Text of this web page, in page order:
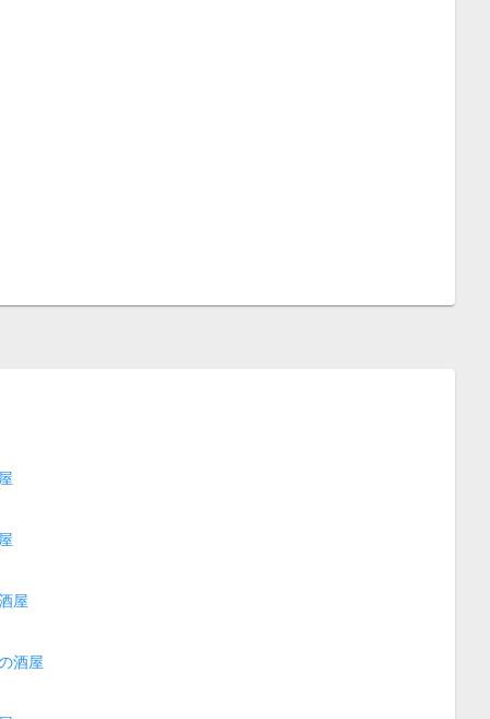
屋
酒屋